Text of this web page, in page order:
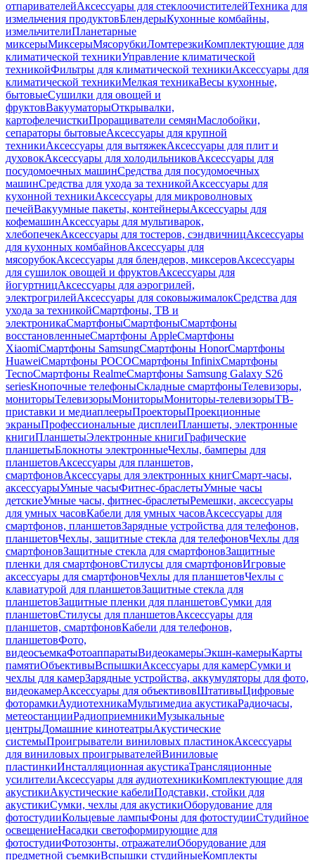
отпаривателейАксессуары для стеклоочистителейТехника для
измельчения продуктовБлендерыКухонные комбайны,
измельчителиПланетарные
миксерыМиксерыМясорубкиЛомтерезкиКомплектующие для
климатической техникиУправление климатической
техникойФильтры для климатической техникиАксессуары для
климатической техникиМелкая техникаВесы кухонные,
бытовыеСушилки для овощей и
фруктовВакууматорыОткрывалки,
картофелечисткиПроращиватели семянМаслобойки,
сепараторы бытовыеАксессуары для крупной
техникиАксессуары для вытяжекАксессуары для плит и
духовокАксессуары для холодильниковАксессуары для
посудомоечных машинСредства для посудомоечных
машинСредства для ухода за техникойАксессуары для
кухонной техникиАксессуары для микроволновых
печейВакуумные пакеты, контейнерыАксессуары для
кофемашинАксессуары для мультиварок,
хлебопечекАксессуары для тостеров, сэндвичницАксессуары
для кухонных комбайновАксессуары для
мясорубокАксессуары для блендеров, миксеровАксессуары
для сушилок овощей и фруктовАксессуары для
йогуртницАксессуары для аэрогрилей,
электрогрилейАксессуары для соковыжималокСредства для
ухода за техникойСмартфоны, ТВ и
электроникаСмартфоныСмартфоныСмартфоны
восстановленныеСмартфоны AppleСмартфоны
XiaomiСмартфоны SamsungСмартфоны HonorСмартфоны
HuaweiСмартфоны POCOСмартфоны InfinixСмартфоны
TecnoСмартфоны RealmeСмартфоны Samsung Galaxy S26
seriesКнопочные телефоныСкладные смартфоныТелевизоры,
мониторыТелевизорыМониторыМониторы-телевизорыТВ-
приставки и медиаплеерыПроекторыПроекционные
экраныПрофессиональные дисплеиПланшеты, электронные
книгиПланшетыЭлектронные книгиГрафические
планшетыБлокноты электронныеЧехлы, бамперы для
планшетовАксессуары для планшетов,
смартфоновАксессуары для электронных книгСмарт-часы,
аксессуарыУмные часыФитнес-браслетыУмные часы
детскиеУмные часы, фитнес-браслетыРемешки, аксессуары
для умных часовКабели для умных часовАксессуары для
смартфонов, планшетовЗарядные устройства для телефонов,
планшетовЧехлы, защитные стекла для телефоновЧехлы для
смартфоновЗащитные стекла для смартфоновЗащитные
пленки для смартфоновСтилусы для смартфоновИгровые
аксессуары для смартфоновЧехлы для планшетовЧехлы с
клавиатурой для планшетовЗащитные стекла для
планшетовЗащитные пленки для планшетовСумки для
планшетовСтилусы для планшетовАксессуары для
планшетов, смартфоновКабели для телефонов,
планшетовФото,
видеосъемкаФотоаппаратыВидеокамерыЭкшн-камерыКарты
памятиОбъективыВспышкиАксессуары для камерСумки и
чехлы для камерЗарядные устройства, аккумуляторы для фото,
видеокамерАксессуары для объективовШтативыЦифровые
фоторамкиАудиотехникаМультимедиа акустикаРадиочасы,
метеостанцииРадиоприемникиМузыкальные
центрыДомашние кинотеатрыАкустические
системыПроигрыватели виниловых пластинокАксессуары
для виниловых проигрывателейВиниловые
пластинкиИнсталляционная акустикаТрансляционные
усилителиАксессуары для аудиотехникиКомплектующие для
акустикиАкустические кабелиПодставки, стойки для
акустикиСумки, чехлы для акустикиОборудование для
фотостудииКольцевые лампыФоны для фотостудииСтудийное
освещениеНасадки светоформирующие для
фотостудииФотозонты, отражателиОборудование для
предметной съемкиВспышки студийныеКомплекты